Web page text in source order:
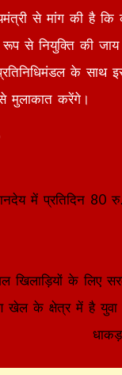
से मांग की है कि
रूप से नियुक्ति की
के साथ
मुलाकात करेंगे।
में प्रतिदिन 80
खिलाड़ियों के लिए
खेल के क्षेत्र में है युवा
धाकड़